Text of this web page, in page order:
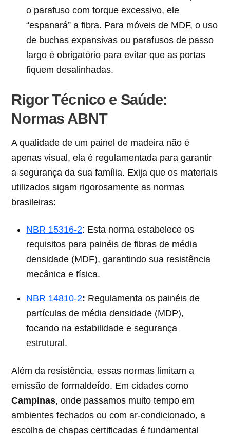
o parafuso com torque excessivo, ele
“espanará” a fibra. Para móveis de MDF, o uso
de buchas expansivas ou parafusos de passo
largo é obrigatório para evitar que as portas
fiquem desalinhadas.
Rigor Técnico e Saúde:
Normas ABNT
A qualidade de um painel de madeira não é
apenas visual, ela é regulamentada para garantir
a segurança da sua família. Exija que os materiais
utilizados sigam rigorosamente as normas
brasileiras:
NBR 15316-2: Esta norma estabelece os
requisitos para painéis de fibras de média
densidade (MDF), garantindo sua resistência
mecânica e física.
NBR 14810-2: Regulamenta os painéis de
partículas de média densidade (MDP),
focando na estabilidade e segurança
estrutural.
Além da resistência, essas normas limitam a
emissão de formaldeído. Em cidades como
Campinas, onde passamos muito tempo em
ambientes fechados ou com ar-condicionado, a
escolha de chapas certificadas é fundamental